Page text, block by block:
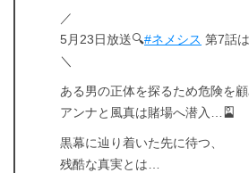
／
5月23日放送🔍#ネメシス 第7話
＼
ある男の正体を探るため危険を
アンナと風真は賭場へ潜入…🎴
黒幕に辿り着いた先に待つ、
残酷な真実とは…